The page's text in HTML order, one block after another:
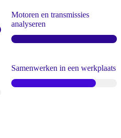
Motoren en transmissies
analyseren
Samenwerken in een werkplaats